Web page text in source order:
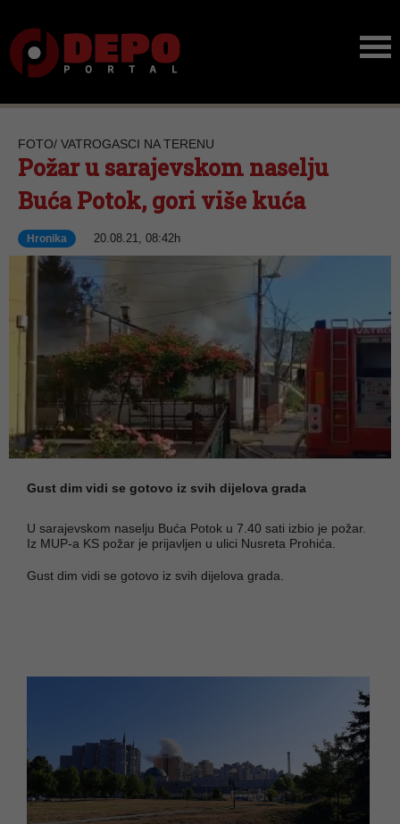
FOTO/ VATROGASCI NA TERENU
Požar u sarajevskom naselju
Buća Potok, gori više kuća
Hronika 20.08.21, 08:42h
Gust dim vidi se gotovo iz svih dijelova grada
U sarajevskom naselju Buća Potok u 7.40 sati izbio je požar.
Iz MUP-a KS požar je prijavljen u ulici Nusreta Prohića.
Gust dim vidi se gotovo iz svih dijelova grada.